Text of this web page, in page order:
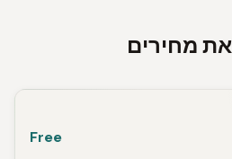
מחירים
Free